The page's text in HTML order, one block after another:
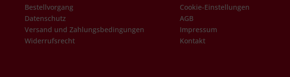
Bestellvorgang
Datenschutz
Versand und Zahlungsbedingungen
Widerrufsrecht
Cookie-Einstellungen
AGB
Impressum
Kontakt